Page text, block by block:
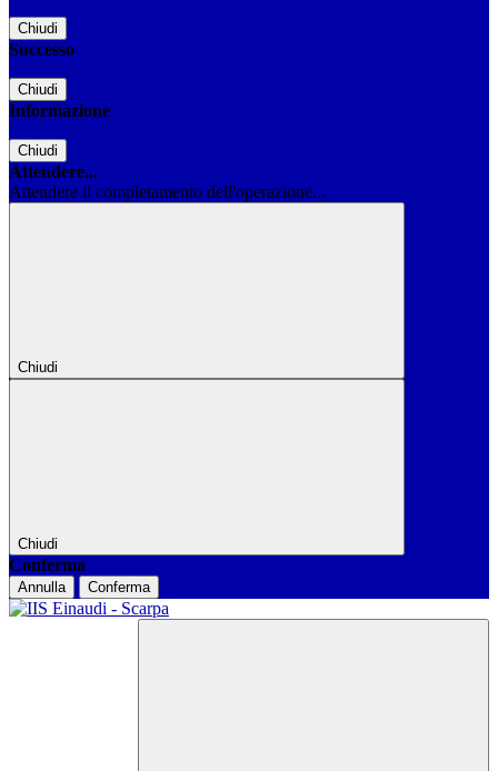
Chiudi
Successo
Chiudi
Informazione
Chiudi
Attendere...
Attendere il completamento dell'operazione...
Chiudi
Chiudi
Conferma
Annulla Conferma